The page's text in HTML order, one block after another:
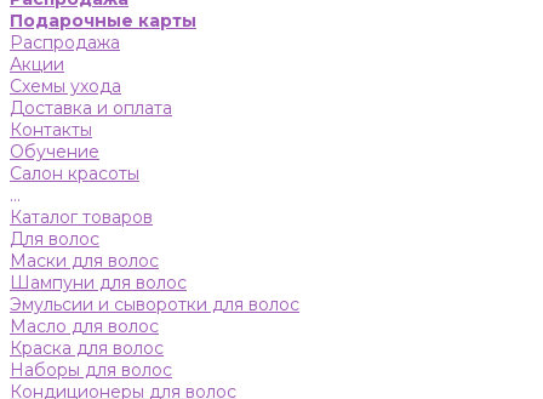
Подарочные карты
Распродажа
Акции
Схемы ухода
Доставка и оплата
Контакты
Обучение
Салон красоты
...
Каталог товаров
Для волос
Маски для волос
Шампуни для волос
Эмульсии и сыворотки для волос
Масло для волос
Краска для волос
Наборы для волос
Кондиционеры для волос